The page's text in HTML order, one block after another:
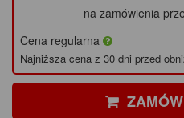
na zamówienia
Cena regularna
Najniższa cena z 30 dni przed